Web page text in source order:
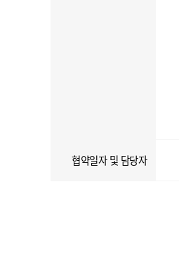
협약일자 및 담당자